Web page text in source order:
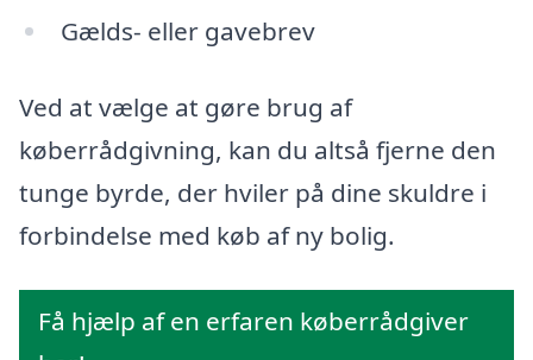
Gælds- eller gavebrev
Ved at vælge at gøre brug af
køberrådgivning, kan du altså fjerne den
tunge byrde, der hviler på dine skuldre i
forbindelse med køb af ny bolig.
Få hjælp af en erfaren køberrådgiver